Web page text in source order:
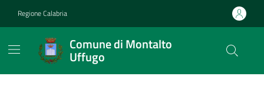
Regione Calabria
Comune di Montalto
Uffugo